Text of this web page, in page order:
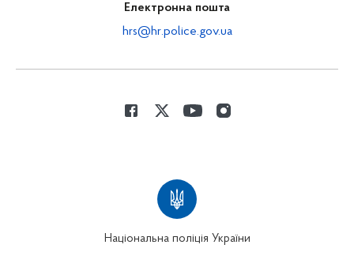
Електронна пошта
hrs@hr.police.gov.ua
Національна поліція України